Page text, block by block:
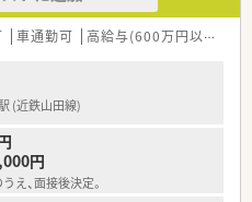
車通勤可 高給与(600万円以上)
(近鉄山田線)
円
え、面接後決定。